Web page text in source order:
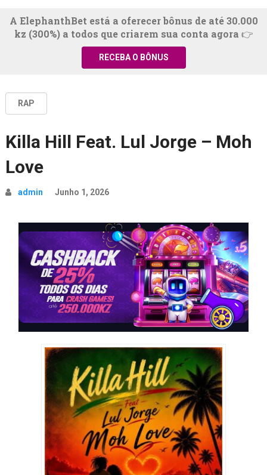
A ElephanthBet está a oferecer bônus de até 30.000
kz (300%) a todos que criarem sua conta agora 👉
RECEBA O BÔNUS
RAP
Killa Hill Feat. Lul Jorge – Moh
Love
admin Junho 1, 2026